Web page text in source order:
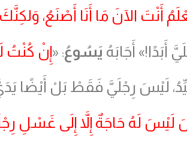
أَنْتَ الآنَ مَا أَنَا أَصْنَعُ،
أَجَابَهُ يَسُوعُ: «إِنْ كُنْتُ
لَيْسَ رِجْلَيَّ فَقَطْ بَلْ أَيْضًا
لَيْسَ لَهُ حَاجَةٌ إِلاَّ إِلَى غَسْلِ